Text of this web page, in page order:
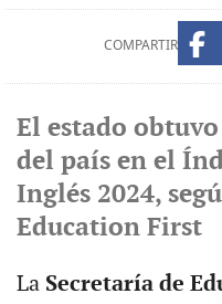
COMPARTIR
El estado
del país en el
Inglés 2024,
Education First
La Secretaría de